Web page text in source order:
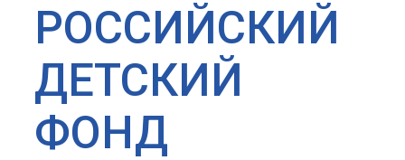
РОССИЙСКИЙ
ДЕТСКИЙ
ФОНД